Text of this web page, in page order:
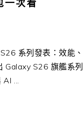
一次看
系列發表：效能
Galaxy S26 旗艦系
AI ...